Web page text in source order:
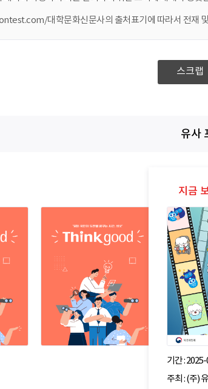
대학문화신문사의 출처표기에 따라서 전재
스크랩
유사
기간 :
주최 : (주)